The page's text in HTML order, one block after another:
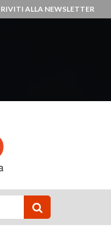
ALLA NEWSLETTER